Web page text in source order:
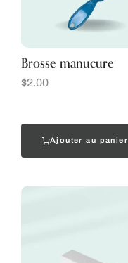
Brosse manucure
$2.00
Ajouter au panier